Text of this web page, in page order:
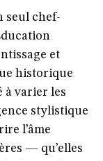
seul chef-
et
historique
à varier les
stylistique
l’âme
— qu’elles